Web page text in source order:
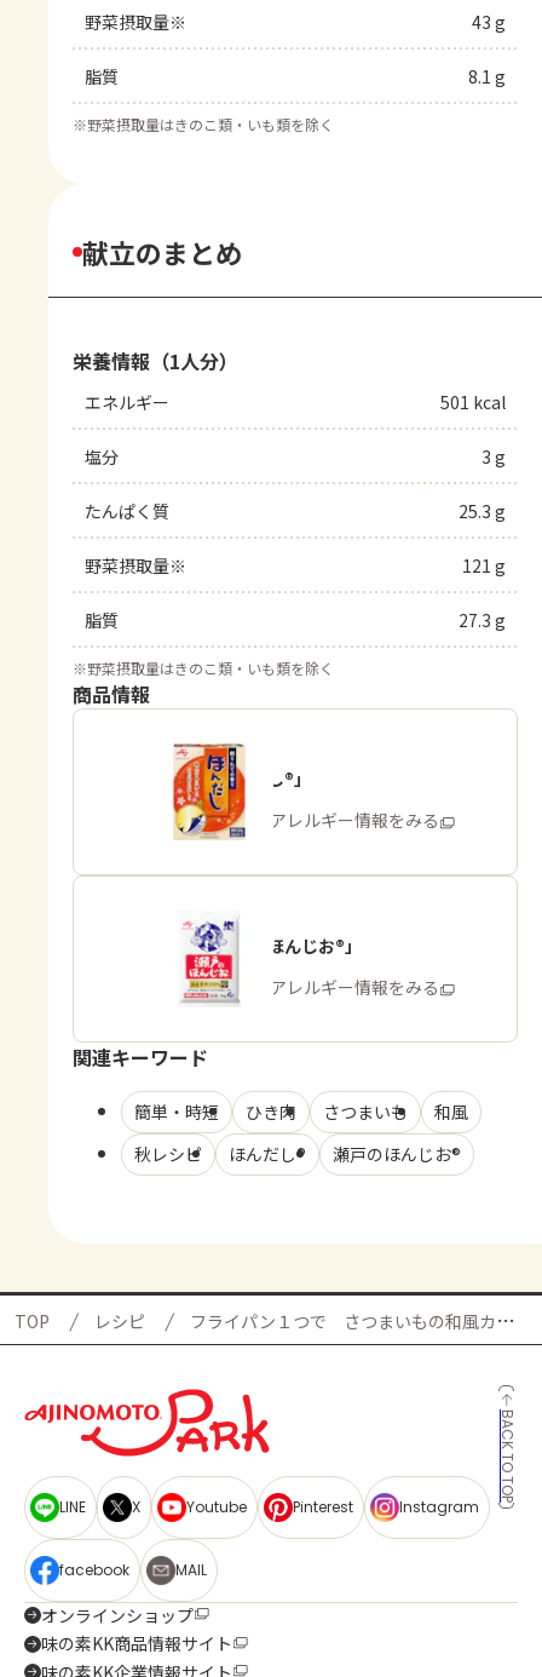
野菜摂取量※ 43 g
脂質 8.1 g
※野菜摂取量はきのこ類・いも類を除く
献立のまとめ
栄養情報（1人分）
エネルギー 501 kcal
塩分 3 g
たんぱく質 25.3 g
野菜摂取量※ 121 g
脂質 27.3 g
※野菜摂取量はきのこ類・いも類を除く
商品情報
「ほんだし®」
商品・アレルギー情報をみる
「瀬戸のほんじお®」
商品・アレルギー情報をみる
関連キーワード
簡単・時短 ひき肉 さつまいも
和風
秋レシピ
ほんだし® 瀬戸のほんじお®
TOP レシピ フライパン１つで さつまいもの和風カレーそぼろの献立
BACK TO TOP
LINE X Youtube Pinterest Instagram
facebook MAIL
オンラインショップ
味の素KK商品情報サイト
味の素KK企業情報サイト